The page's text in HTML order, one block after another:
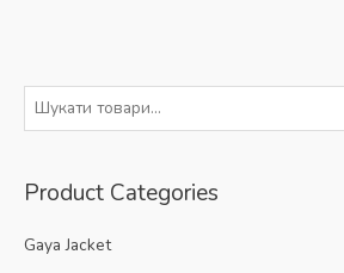
о
уProduct Categories
Gaya Jacket